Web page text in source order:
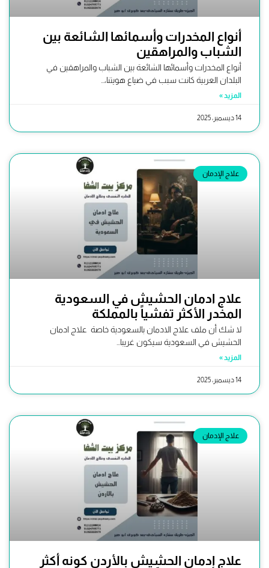
أنواع المخدرات وأسمائها الشائعة بين
الشباب والمراهقين
أنواع المخدرات وأسمائها الشائعة بين الشباب والمراهقين في
البلدان العربية كانت سبب في ضياع هويتنا،...
المزيد »
14 ديسمبر، 2025
علاج الإدمان
علاج ادمان الحشيش في السعودية
المخدر الأكثر تفشياً بالمملكة
لا شك أن ملف علاج الادمان بالسعودية خاصة علاج ادمان
الحشيش في السعودية سيكون غريبا...
المزيد »
14 ديسمبر، 2025
علاج الإدمان
علاج إدمان الحشيش بالأردن كونه أكثر